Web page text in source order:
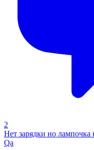
2
Нет зарядки но
Qa